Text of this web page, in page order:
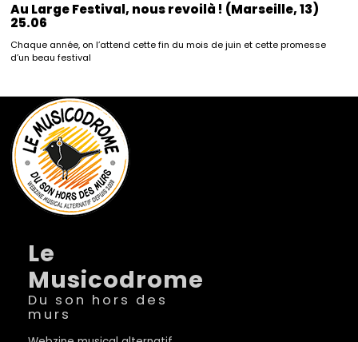
Au Large Festival, nous revoilà ! (Marseille, 13)
25.06
Chaque année, on l’attend cette fin du mois de juin et cette promesse
d’un beau festival
Le
Musicodrome
Du son hors des
murs